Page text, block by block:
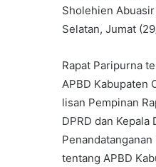
Sholehien
Selatan, Jumat
Rapat Paripurna
APBD Kabupaten
lisan Pempinan
DPRD dan
tentang APBD